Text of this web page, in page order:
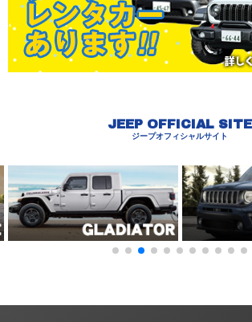
JEEP OFFICIAL SITE
ジープオフィシャルサイト